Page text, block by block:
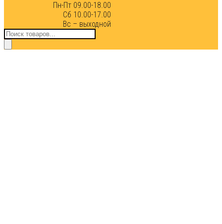
Пн-Пт 09.00-18.00
Сб 10.00-17.00
Вс – выходной
Поиск
товаров